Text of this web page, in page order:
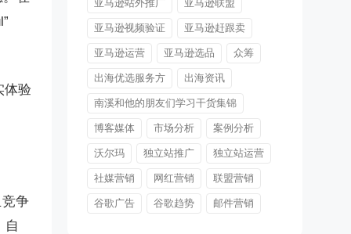
体验
争
自
亚马逊站外推广 亚马逊联盟
亚马逊视频验证 亚马逊赶跟卖
亚马逊运营 亚马逊选品 众筹
出海优选服务方 出海资讯
南溪和他的朋友们学习干货集锦
博客媒体 市场分析 案例分析
沃尔玛 独立站推广 独立站运营
社媒营销 网红营销 联盟营销
谷歌广告 谷歌趋势 邮件营销